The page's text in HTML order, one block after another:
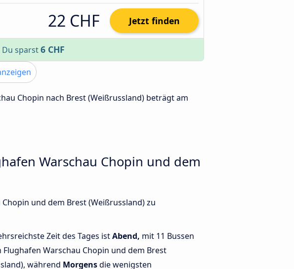
22 CHF Jetzt finden
Du sparst6 CHF
Chopin nach Brest (Weißrussland) beträgt am
Warschau Chopin und dem
und dem Brest (Weißrussland) zu
Zeit des Tages istAbend, mit 11 Bussen
Flughafen Warschau Chopin und dem Brest
während Morgensdie wenigsten